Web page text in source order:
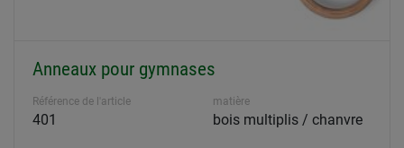
Anneaux pour gymnases
Référence de l'article
401
matière
bois multiplis / chanvre